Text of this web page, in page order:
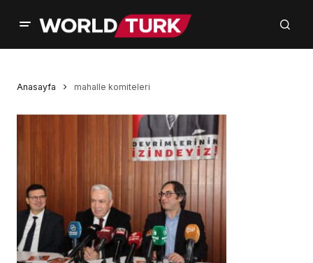
Anasayfa mahalle komiteleri